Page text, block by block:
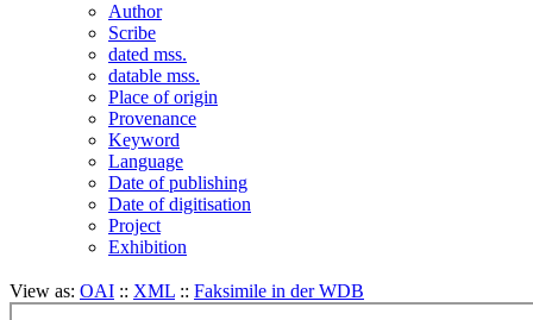
Author
Scribe
dated mss.
datable mss.
Place of origin
Provenance
Keyword
Language
Date of publishing
Date of digitisation
Project
Exhibition
View as: OAI :: XML :: Faksimile in der WDB